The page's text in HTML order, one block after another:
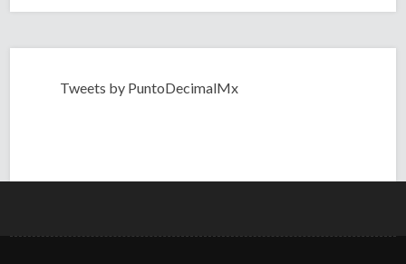
Tweets by PuntoDecimalMx